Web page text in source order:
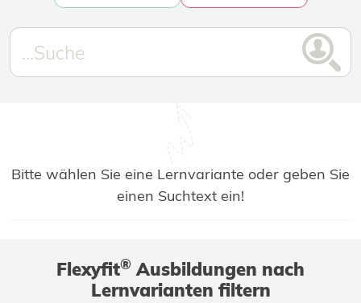
Bitte wählen Sie eine Lernvariante oder geben Sie
einen Suchtext ein!
Flexyfit® Ausbildungen nach
Lernvarianten filtern